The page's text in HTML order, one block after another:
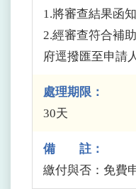
1.將審查結果函知
2.經審查符合補
府逕撥匯至申請
處理期限：
30天
備 註：
繳付與否：免費